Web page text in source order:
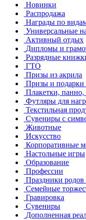
Новинки
Распродажа
Награды по
Универсальные
Активный отдых
Дипломы и
Разрядные
ГТО
Призы из акрила
Призы и подарки
Плакетки, панно,
Футляры для
Текстильная
Сувениры с
Животные
Искусство
Корпоративные
Настольные игры
Образование
Профессии
Праздники родов
Семейные
Гравировка
Сувениры
Дополненная